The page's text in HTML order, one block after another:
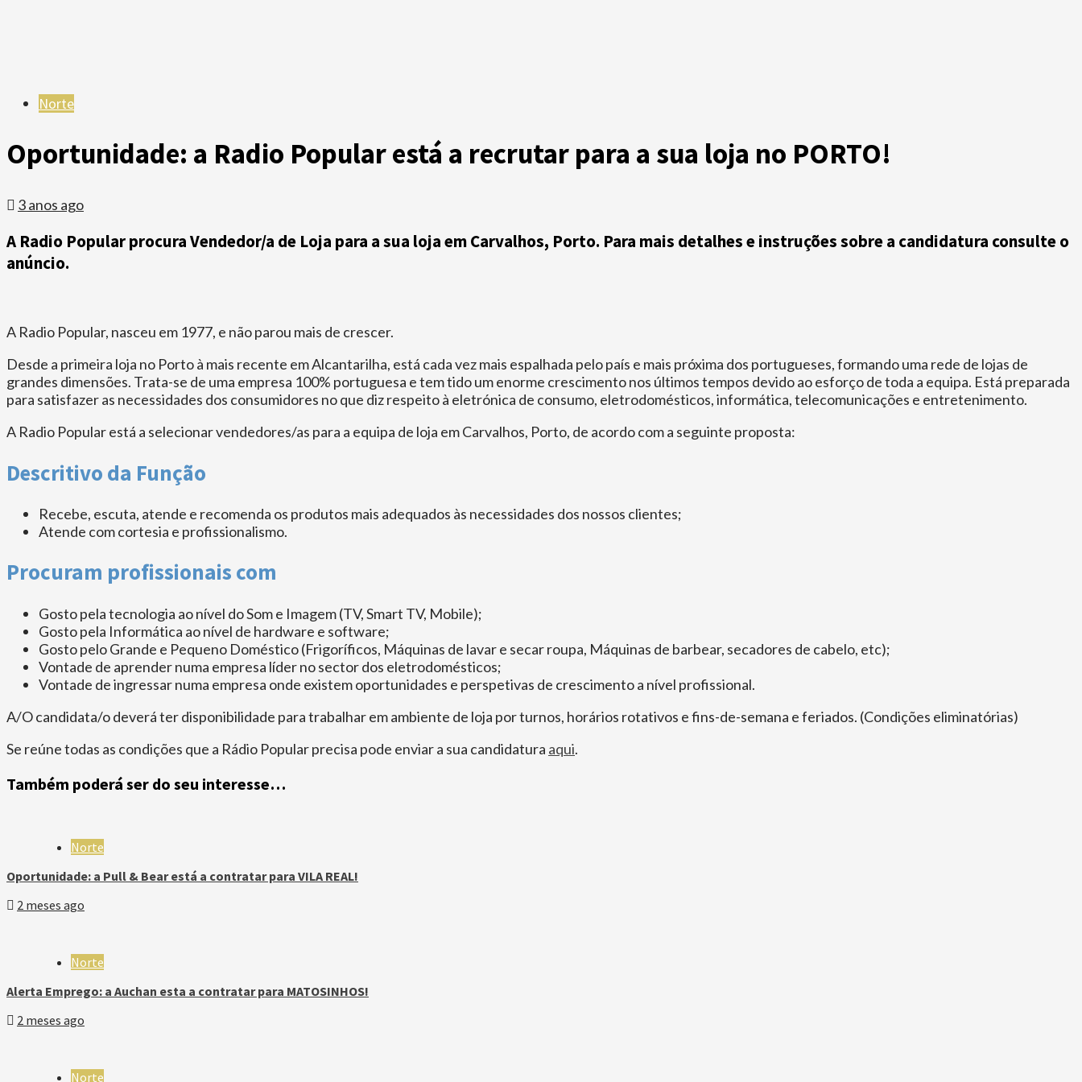
Norte
Oportunidade: a Radio Popular está a recrutar para a sua loja no PORTO!
3 anos ago
A Radio Popular procura Vendedor/a de Loja para a sua loja em Carvalhos, Porto. Para mais detalhes e instruções sobre a candidatura consulte o
anúncio.
A Radio Popular, nasceu em 1977, e não parou mais de crescer.
Desde a primeira loja no Porto à mais recente em Alcantarilha, está cada vez mais espalhada pelo país e mais próxima dos portugueses, formando uma rede de lojas de
grandes dimensões. Trata-se de uma empresa 100% portuguesa e tem tido um enorme crescimento nos últimos tempos devido ao esforço de toda a equipa. Está preparada
para satisfazer as necessidades dos consumidores no que diz respeito à eletrónica de consumo, eletrodomésticos, informática, telecomunicações e entretenimento.
A Radio Popular está a selecionar vendedores/as para a equipa de loja em Carvalhos, Porto, de acordo com a seguinte proposta:
Descritivo da Função
Recebe, escuta, atende e recomenda os produtos mais adequados às necessidades dos nossos clientes;
Atende com cortesia e profissionalismo.
Procuram profissionais com
Gosto pela tecnologia ao nível do Som e Imagem (TV, Smart TV, Mobile);
Gosto pela Informática ao nível de hardware e software;
Gosto pelo Grande e Pequeno Doméstico (Frigoríficos, Máquinas de lavar e secar roupa, Máquinas de barbear, secadores de cabelo, etc);
Vontade de aprender numa empresa líder no sector dos eletrodomésticos;
Vontade de ingressar numa empresa onde existem oportunidades e perspetivas de crescimento a nível profissional.
A/O candidata/o deverá ter disponibilidade para trabalhar em ambiente de loja por turnos, horários rotativos e fins-de-semana e feriados. (Condições eliminatórias)
Se reúne todas as condições que a Rádio Popular precisa pode enviar a sua candidatura aqui.
Também poderá ser do seu interesse…
Norte
Oportunidade: a Pull & Bear está a contratar para VILA REAL!
2 meses ago
Norte
Alerta Emprego: a Auchan esta a contratar para MATOSINHOS!
2 meses ago
Norte